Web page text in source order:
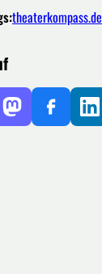
theaterkompass.de